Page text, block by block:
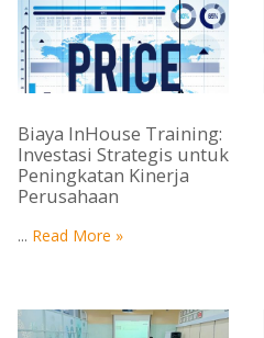
Biaya InHouse Training:
Investasi Strategis untuk
Peningkatan Kinerja
Perusahaan
... Read More »